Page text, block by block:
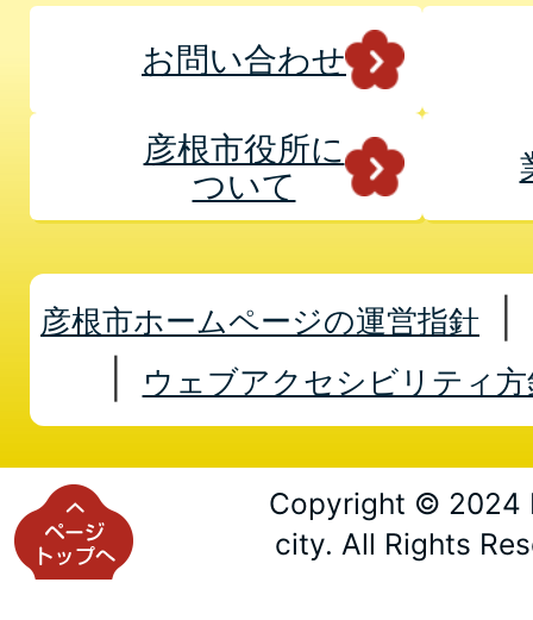
お問い合わせ
彦根市役所に
ついて
彦根市ホームページの運営指針
ウェブアクセシビリティ方
Copyright © 2024
city. All Rights